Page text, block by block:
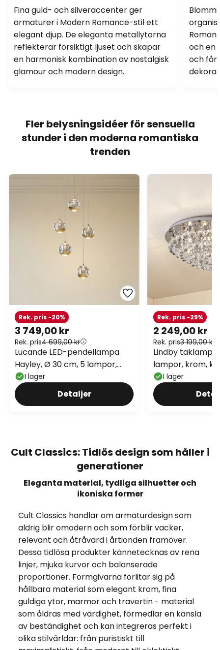
Fina guld- och silveraccenter ger
armaturer i Modern Romance-stil ett
elegant djup. De eleganta metallytorna
reflekterar försiktigt ljuset och skapar
en harmonisk kombination av nostalgisk
glamour och modern design.
och en
och får
Fler belysningsidéer för sensuella
stunder i den moderna romantiska
trenden
3 749,00 kr
Rek. pris4 699,00 kr
Rek. pris -20%
Lucande LED-pendellampa
Hayley, Ø 30 cm, 5 lampor,
guld, glas
I lager
Detaljer
2 249,00 kr
Rek. pris3 199,00 kr
Rek. pris -29%
Lindby taklampa
lampor, krom,
I lager
Cult Classics: Tidlös design som håller i
generationer
Eleganta material, tydliga silhuetter och
ikoniska former
Cult Classics handlar om armaturdesign som
aldrig blir omodern och som förblir vacker,
relevant och åtråvärd i årtionden framöver.
Dessa tidlösa produkter kännetecknas av rena
linjer, mjuka kurvor och balanserade
proportioner. Formgivarna förlitar sig på
hållbara material som elegant krom, fina
guldiga ytor, marmor och travertin - material
som åldras med värdighet, förmedlar en känsla
av beständighet och kan integreras perfekt i
olika stilvärldar: från puristiskt till